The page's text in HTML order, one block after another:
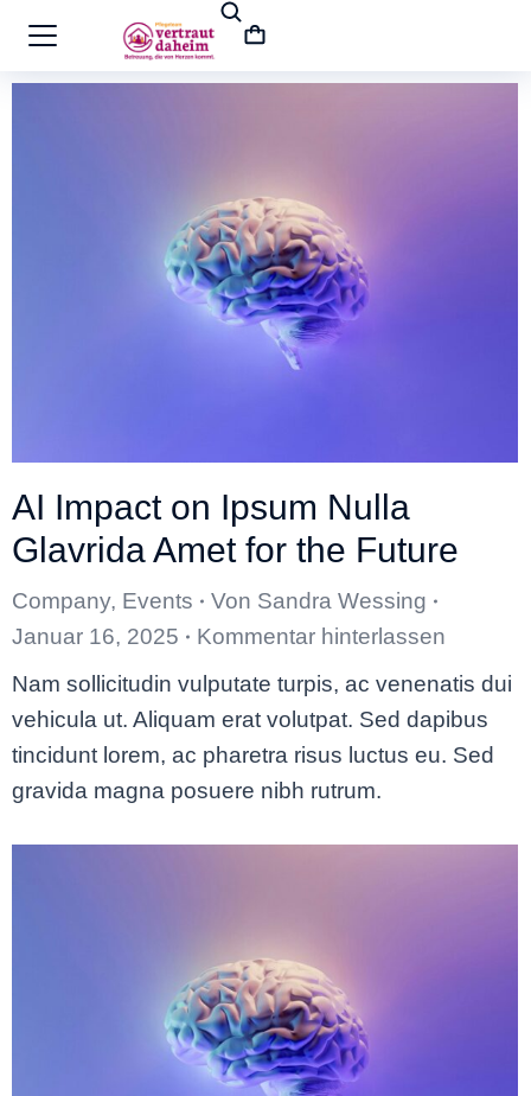
AI Impact on Ipsum Nulla
Glavrida Amet for the Future
Company, Events Von Sandra Wessing
Januar 16, 2025
Kommentar hinterlassen
Nam sollicitudin vulputate turpis, ac venenatis dui
vehicula ut. Aliquam erat volutpat. Sed dapibus
tincidunt lorem, ac pharetra risus luctus eu. Sed
gravida magna posuere nibh rutrum.